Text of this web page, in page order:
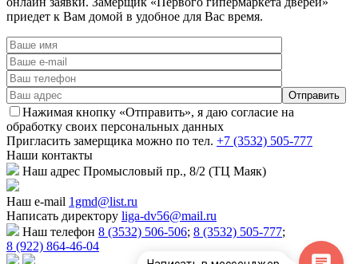
приедет к Вам домой в удобное для Вас время.
Нажимая кнопку «Отправить», я даю согласие на
обработку своих персональных данных
Пригласить замерщика можно по тел. +7 (3532) 505-777
Наши контакты
Наш адрес Промысловый пр., 8/2 (ТЦ Маяк)
Наш e-mail 1gmd@list.ru
Написать директору liga-dv56@mail.ru
Наш телефон 8 (3532) 506-506; 8 (3532) 505-777;
8 (922) 864-46-04